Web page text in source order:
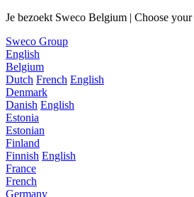
Je bezoekt Sweco Belgium | Choose
Sweco Group
English
Belgium
Dutch French English
Denmark
Danish English
Estonia
Estonian
Finland
Finnish English
France
French
Germany